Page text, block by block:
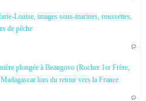
Louise, images sous-marines, roussettes,
de pêche
…
plongée à Beangovo (Rocher 1er Frère,
lors du retour vers la France
…